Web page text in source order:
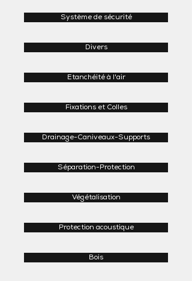
Système de sécurité
Divers
Etanchéité à l'air
Fixations et Colles
Drainage-Caniveaux-Supports
Séparation-Protection
Végétalisation
Protection acoustique
Bois